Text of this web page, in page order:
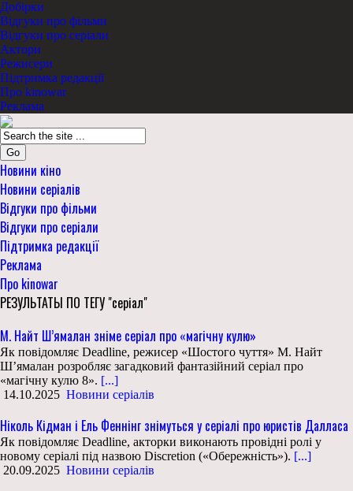
Добірки
Відгуки про фільми
Відгуки про серіали
Актори
Режисери
Підтримка редакції
Про kinowar
Реклама
Go
Новини кіно
Новини серіалів
Відгуки про фільми
Відгуки про серіали
Підтримка редакції
Реклама
Про kinowar
РЕЗУЛЬТАТЫ ПО ТЕГУ "серіал"
М. Найт Ш’ямалан зніме серіал про «магічну кулю»
Як повідомляє Deadline, режисер «Шостого чуття» М. Найт
Ш’ямалан розробляє загадковий фантазійний серіал про
«магічну кулю 8». [...]
14.10.2025 Новини серіалів
Ніколь Кідман і Ель Феннінг знімуться у серіалі про юристів Далласа
Як повідомляє Deadline, акторки виконають провідні ролі у
новому серіалі під назвою Discretion («Обережність»). [...]
20.09.2025 Новини серіалів